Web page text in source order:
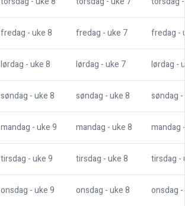
fredag - uke8 fredag - uke 7 fredag -
lørdag - uke8 lørdag - uke 7 lørdag -
søndag - uke8 søndag - uke8 søndag
mandag - uke9 mandag - uke8 mandag
tirsdag - uke9 tirsdag - uke8 tirsdag -
onsdag - uke9 onsdag - uke8 onsdag